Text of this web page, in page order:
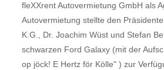
fleXXrent Autovermietung GmbH als
Autovermietung stellte den
K.G., Dr. Joachim Wüst und Stefan
schwarzen Ford Galaxy (mit der
op jöck! E Hertz för Kölle" ) zur